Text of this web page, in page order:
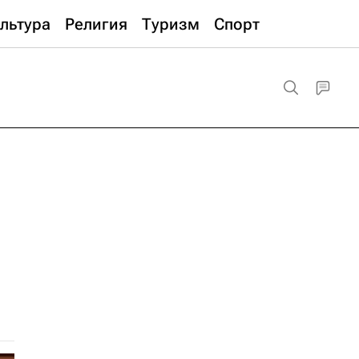
Религия Туризм Спорт